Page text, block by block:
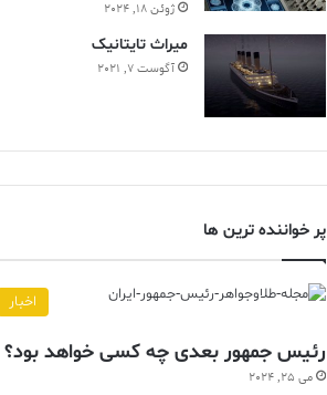
ژوئن 18, 2024
ميراث تايتانيک
آگوست 7, 2021
پر خواننده ترین ها
اخبار
رئیس جمهور بعدی چه کسی خواهد بود؟
می 25, 2024